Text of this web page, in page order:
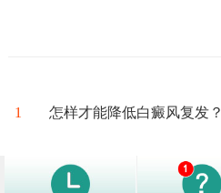
1 怎样才能降低白癜风复发？